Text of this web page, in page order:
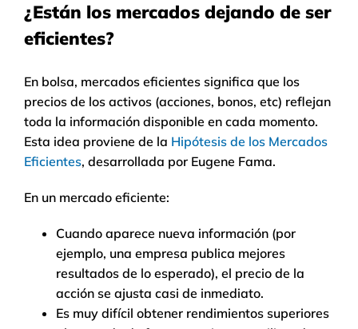
¿Están los mercados dejando de ser
eficientes?
En bolsa, mercados eficientes significa que los
precios de los activos (acciones, bonos, etc) reflejan
toda la información disponible en cada momento.
Esta idea proviene de la Hipótesis de los Mercados
Eficientes, desarrollada por Eugene Fama.
En un mercado eficiente:
Cuando aparece nueva información (por
ejemplo, una empresa publica mejores
resultados de lo esperado), el precio de la
acción se ajusta casi de inmediato.
Es muy difícil obtener rendimientos superiores